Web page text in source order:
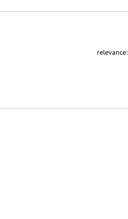
relevance: